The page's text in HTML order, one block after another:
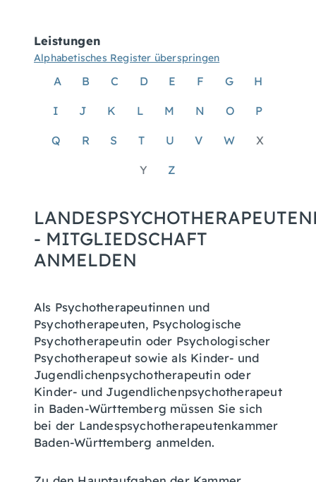
Leistungen
Alphabetisches Register überspringen
A B C D E F G H
I J K L M N O P
Q R S T U V W X
Y Z
- MITGLIEDSCHAFT
ANMELDEN
Als Psychotherapeutinnen und
Psychotherapeuten, Psychologische
Psychotherapeutin oder Psychologischer
Psychotherapeut sowie als Kinder- und
Jugendlichenpsychotherapeutin oder
Kinder- und Jugendlichenpsychotherapeut
in Baden-Württemberg müssen Sie sich
bei der Landespsychotherapeutenkammer
Baden-Württemberg anmelden.